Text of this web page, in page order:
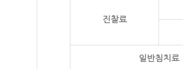
진찰료
일반침치료